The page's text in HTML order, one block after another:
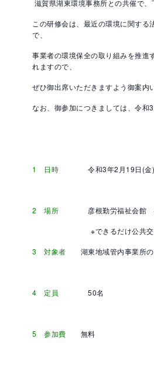
滋賀県湖東環境事務所との共催で
この研修会は、最近の環境に関す
で、
事業者の環境保全の取り組みを推進
れますので、
ぜひ御出席いただきますよう御案内
なお、御参加につきましては、令
1 日時 令和3年2月19日(金
2 場所 彦根勤労福祉会館 4
※できるだけ公共交通機関
3 対象者 湖東地域管内事業所の
4 定員 50名
5 参加費 無料